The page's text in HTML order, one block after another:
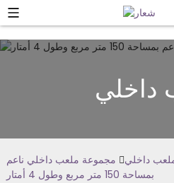
داخلي
داخلي
مجموعة ملعب داخلي ناعم
بمساحة 150 متر مربع وطول 4 أمتار